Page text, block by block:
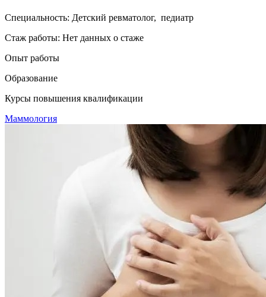
Специальность: Детский ревматолог, педиатр
Стаж работы: Нет данных о стаже
Опыт работы
Образование
Курсы повышения квалификации
Маммология